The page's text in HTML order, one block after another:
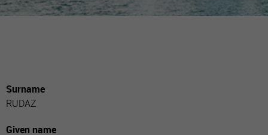
Surname
RUDAZ
Given name